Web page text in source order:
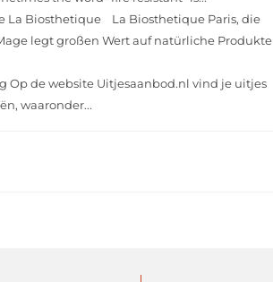
La Biosthetique La Biosthetique Paris, die
legt großen Wert auf natürliche Produkte
Op de website Uitjesaanbod.nl vind je uitjes
waaronder...